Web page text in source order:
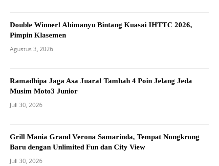
Double Winner! Abimanyu Bintang Kuasai IHTTC 2026,
Pimpin Klasemen
Agustus 3, 2026
Ramadhipa Jaga Asa Juara! Tambah 4 Poin Jelang Jeda
Musim Moto3 Junior
Juli 30, 2026
Grill Mania Grand Verona Samarinda, Tempat Nongkrong
Baru dengan Unlimited Fun dan City View
Juli 30, 2026